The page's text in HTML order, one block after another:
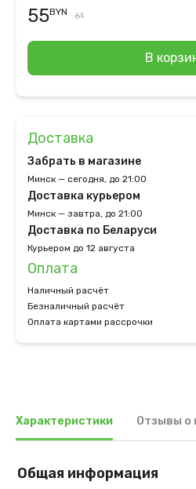
55BYN 61
В
Доставка
Забрать в магазине
Минск — сегодня, до 21:00
Доставка курьером
Минск — завтра, до 21:00
Доставка по Беларуси
Курьером до 12 августа
Оплата
Наличный расчёт
Безналичный расчёт
Оплата картами рассрочки
Характеристики Отзывы о
Общая информация